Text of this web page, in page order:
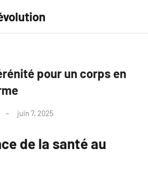
pour un corps en
juin 7, 2025
de la santé au